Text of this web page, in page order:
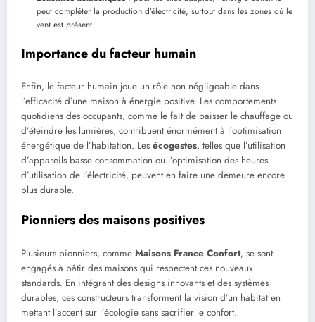
peut compléter la production d’électricité, surtout dans les zones où le
vent est présent.
Importance du facteur humain
Enfin, le facteur humain joue un rôle non négligeable dans
l’efficacité d’une maison à énergie positive. Les comportements
quotidiens des occupants, comme le fait de baisser le chauffage ou
d’éteindre les lumières, contribuent énormément à l’optimisation
énergétique de l’habitation. Les écogestes, telles que l’utilisation
d’appareils basse consommation ou l’optimisation des heures
d’utilisation de l’électricité, peuvent en faire une demeure encore
plus durable.
Pionniers des maisons positives
Plusieurs pionniers, comme Maisons France Confort, se sont
engagés à bâtir des maisons qui respectent ces nouveaux
standards. En intégrant des designs innovants et des systèmes
durables, ces constructeurs transforment la vision d’un habitat en
mettant l’accent sur l’écologie sans sacrifier le confort.